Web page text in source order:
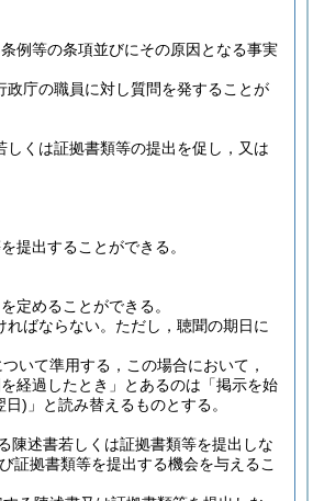
例等の条項並びにその原因となる事実
庁の職員に対し質問を発することが
くは証拠書類等の提出を促し，又は
提出することができる。
定めることができる。
ばならない。 ただし，聴聞の期日に
いて準用する，この場合において，
経過したとき」とあるのは「掲示を始
日) 」と読み替えるものとする。
陳述書若しくは証拠書類等を提出しな
証拠書類等を提出する機会を与えるこ